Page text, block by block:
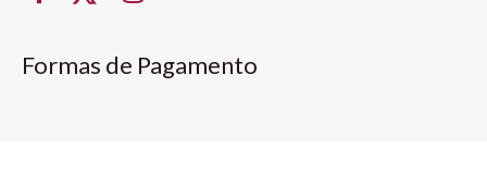
Formas de Pagamento